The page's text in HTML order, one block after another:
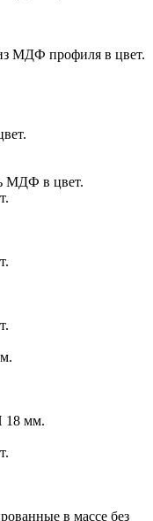
МДФ профиля в цвет.
МДФ в цвет.
18 мм.
в массе без